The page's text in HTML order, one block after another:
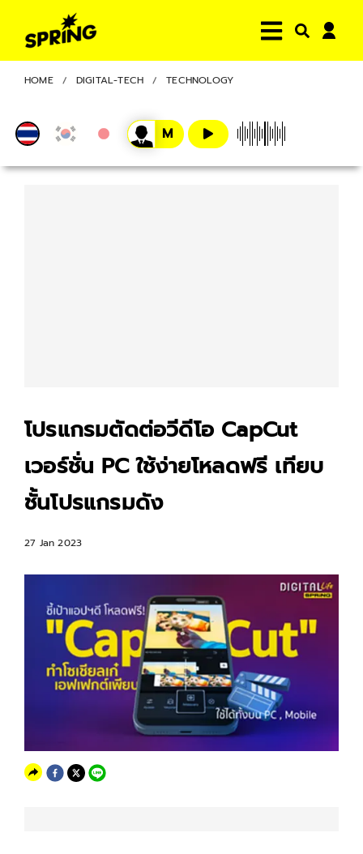
HOME DIGITAL-TECH TECHNOLOGY
โปรแกรมตัดต่อวีดีโอ CapCut
เวอร์ชั่น PC ใช้ง่ายโหลดฟรี เทียบ
ชั้นโปรแกรมดัง
27 Jan 2023